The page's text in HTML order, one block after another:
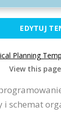
EDYTUJ
Planning
View this
schemat